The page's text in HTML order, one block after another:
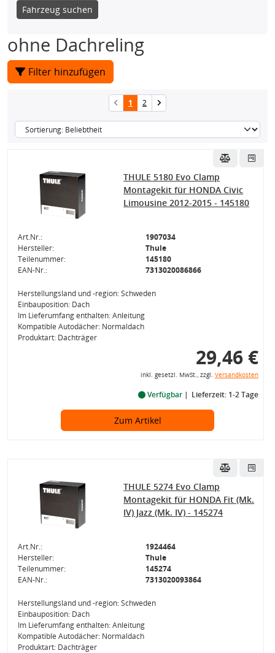
Fahrzeug suchen
ohne Dachreling
Filter hinzufügen
1 2
THULE 5180 Evo Clamp
Montagekit für HONDA Civic
Limousine 2012-2015 - 145180
Art.Nr.:
1907034
Hersteller:
Thule
Teilenummer:
145180
EAN-Nr.:
7313020086866
Herstellungsland und -region: Schweden
Einbauposition: Dach
Im Lieferumfang enthalten: Anleitung
Kompatible Autodächer: Normaldach
Produktart: Dachträger
29,46 €
inkl. gesetzl. MwSt., zzgl. Versandkosten
Verfügbar Lieferzeit: 1-2 Tage
Zum Artikel
THULE 5274 Evo Clamp
Montagekit für HONDA Fit (Mk.
IV) Jazz (Mk. IV) - 145274
Art.Nr.:
1924464
Hersteller:
Thule
Teilenummer:
145274
EAN-Nr.:
7313020093864
Herstellungsland und -region: Schweden
Einbauposition: Dach
Im Lieferumfang enthalten: Anleitung
Kompatible Autodächer: Normaldach
Produktart: Dachträger